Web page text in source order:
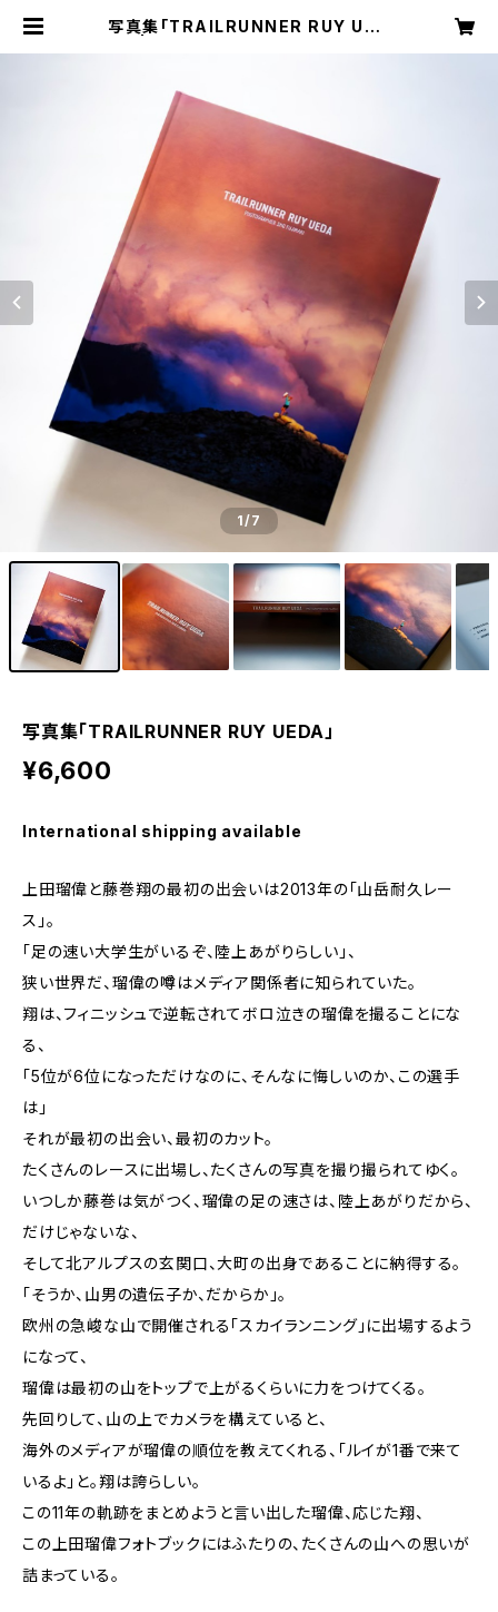
写真集「TRAILRUNNER RUY UED
1/7
写真集「TRAILRUNNER RUY UEDA」
¥6,600
International shipping available
上田瑠偉と藤巻翔の最初の出会いは2013年の「山岳耐久レー
ス」。
「足の速い大学生がいるぞ、陸上あがりらしい」、
狭い世界だ、瑠偉の噂はメディア関係者に知られていた。
翔は、フィニッシュで逆転されてボロ泣きの瑠偉を撮ることにな
る、
「5位が6位になっただけなのに、そんなに悔しいのか、この選手
は」
それが最初の出会い、最初のカット。
たくさんのレースに出場し、たくさんの写真を撮り撮られてゆく。
いつしか藤巻は気がつく、瑠偉の足の速さは、陸上あがりだから、
だけじゃないな、
そして北アルプスの玄関口、大町の出身であることに納得する。
「そうか、山男の遺伝子か、だからか」。
欧州の急峻な山で開催される「スカイランニング」に出場するよう
になって、
瑠偉は最初の山をトップで上がるくらいに力をつけてくる。
先回りして、山の上でカメラを構えていると、
海外のメディアが瑠偉の順位を教えてくれる、「ルイが1番で来て
いるよ」と。翔は誇らしい。
この11年の軌跡をまとめようと言い出した瑠偉、応じた翔、
この上田瑠偉フォトブックにはふたりの、たくさんの山への思いが
詰まっている。